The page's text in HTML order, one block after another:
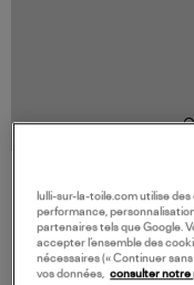
480,00 €
Sac Bobi S Cuir Lamé
Champagne
lulli-sur-la-toile.com utilise
performance,
partenaires tels que Google.
accepter l’ensemble des
nécessaires (« Continuer
vos données, consulter notre